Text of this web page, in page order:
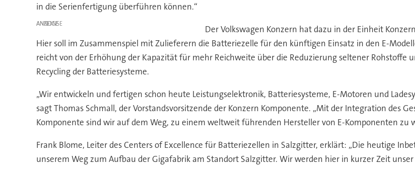
in die Serienfertigung überführen können.“
ANZEIGE
Der Volkswagen Konzern hat dazu in der Einheit
Hier soll im Zusammenspiel mit Zulieferern die Batteriezelle für den künftigen Einsatz in den E-
reicht von der Erhöhung der Kapazität für mehr Reichweite über die Reduzierung seltener Rohstoffe
Recycling der Batteriesysteme.
„Wir entwickeln und fertigen schon heute Leistungselektronik, Batteriesysteme, E-Motoren und
sagt Thomas Schmall, der Vorstandsvorsitzende der Konzern Komponente. „Mit der Integration des
Komponente sind wir auf dem Weg, zu einem weltweit führenden Hersteller von E-Komponenten zu
Frank Blome, Leiter des Centers of Excellence für Batteriezellen in Salzgitter, erklärt: „Die heutige
unserem Weg zum Aufbau der Gigafabrik am Standort Salzgitter. Wir werden hier in kurzer Zeit